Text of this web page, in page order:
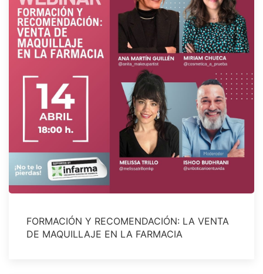
FORMACIÓN Y RECOMENDACIÓN: LA VENTA
DE MAQUILLAJE EN LA FARMACIA